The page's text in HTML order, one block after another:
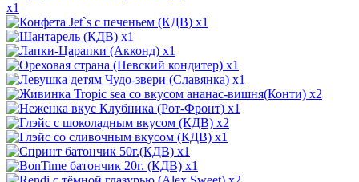
x1
x1
x1
x1
x1
x1
x2
x1
x2
x1
x1
x1